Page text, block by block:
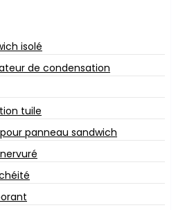
isolé
de condensation
tuile
panneau sandwich